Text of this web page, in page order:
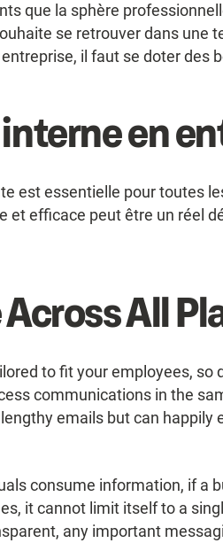
que la sphère
se retrouver dans une
il faut se doter des
en
est essentielle pour toutes
et efficace peut être un réel
All
to fit your employees, so
communications in the
emails but can happily
consume information, if a
it cannot limit itself to a
any important